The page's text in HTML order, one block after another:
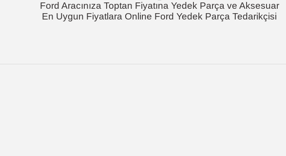
Ford Aracınıza Toptan Fiyatına Yedek Parça ve Aksesuar
En Uygun Fiyatlara Online Ford Yedek Parça Tedarikçisi
ve diğer konularda yetersiz gördüğünüz noktaları öneri formunu kullanarak tarafımıza